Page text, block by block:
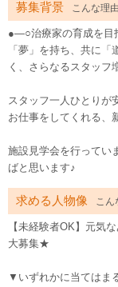
募集背景 こんな理
●―○治療家の育成を
「夢」を持ち、共に
く、さらなるスタッフ
スタッフ一人ひとりが
お仕事をしてくれる、
施設見学会を行ってい
ばと思います♪
求める人物像 こ
【未経験者OK】元気
大募集★
▼いずれかに当てはま